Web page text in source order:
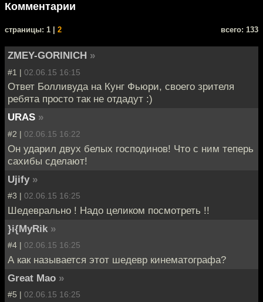
Комментарии
cтраницы: 1 | 2 всего: 133
ZMEY-GORINICH »
#1 | 02.06.15 16:15
Ответ Болливуда на Кунг Фьюри, своего зрителя
ребята просто так не отдадут :)
URAS »
#2 | 02.06.15 16:22
Он ударил двух белых господинов! Что с ним теперь
сахибы сделают!
Ujify »
#3 | 02.06.15 16:25
Шедеврально ! Надо целиком посмотреть !!
}i{MyRik »
#4 | 02.06.15 16:25
А как называется этот шедевр кинематографа?
Great Mao »
#5 | 02.06.15 16:25